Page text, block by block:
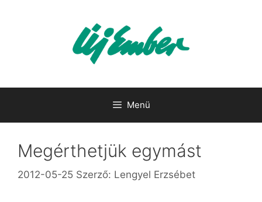
Menü
Megérthetjük egymást
2012-05-25 Szerző: Lengyel Erzsébet